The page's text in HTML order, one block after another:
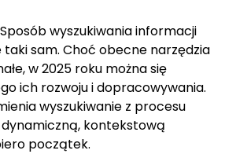
wyszukiwania informacji
taki sam. Choć obecne narzędzia
w 2025 roku można się
ich rozwoju i dopracowywania.
wyszukiwanie z procesu
kontekstową
początek.